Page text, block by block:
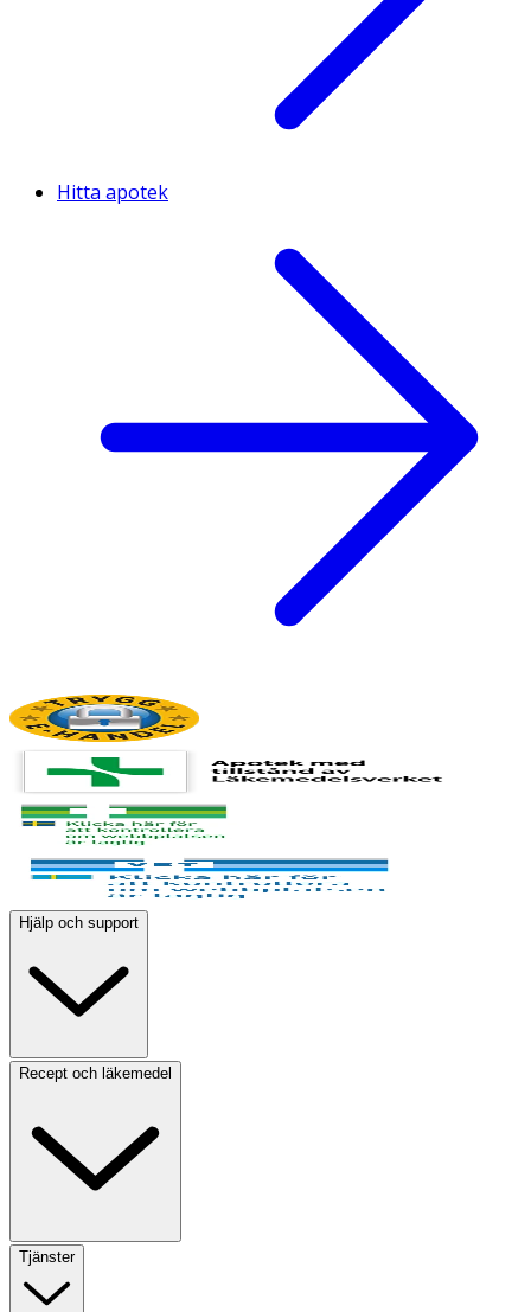
Hitta apotek
Hjälp och support
Recept och läkemedel
Tjänster